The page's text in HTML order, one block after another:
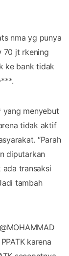
nma yg punya
70 jt rkening
ke bank tidak
yang menyebut
tidak aktif
“Parah
diputarkan
ada transaksi
tambah
karena